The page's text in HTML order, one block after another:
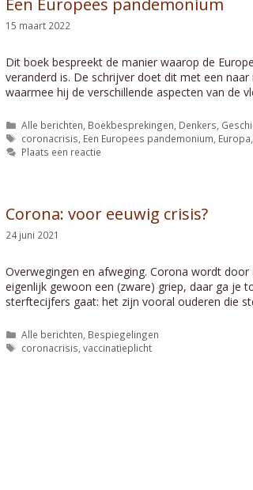
Een Europees pandemonium
15 maart 2022
Dit boek bespreekt de manier waarop de
veranderd is. De schrijver doet dit met een
waarmee hij de verschillende aspecten van de
Categorieën
Alle berichten Boekbesprekingen Denkers
Tags
coronacrisis Een Europees pandemonium Europa
Plaats een reactie
Corona: voor eeuwig crisis?
24 juni 2021
Overwegingen en afweging. Corona wordt
eigenlijk gewoon een (zware) griep, daar ga je
sterftecijfers gaat: het zijn vooral ouderen die
Categorieën
Alle berichten Bespiegelingen
Tags
coronacrisis ,vaccinatieplicht